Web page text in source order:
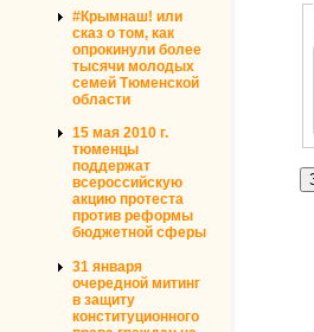
#Крымнаш! или
сказ о том, как
опрокинули более
тысячи молодых
семей Тюменской
области
15 мая 2010 г.
тюменцы
поддержат
всероссийскую
акцию протеста
против реформы
бюджетной сферы
31 января
очередной митинг
в защиту
конституционного